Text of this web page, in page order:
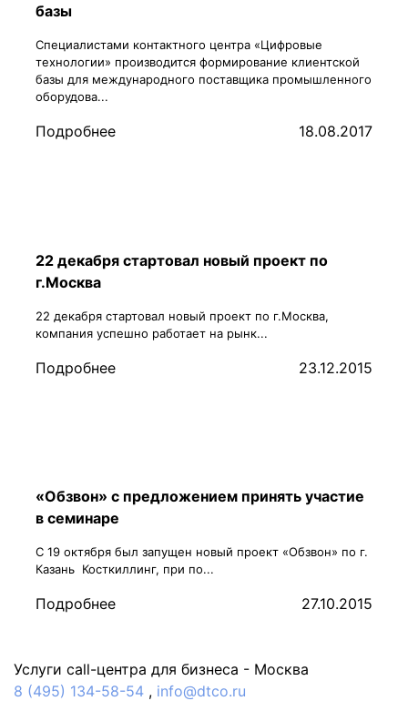
базы
Специалистами контактного центра «Цифровые
технологии» производится формирование клиентской
базы для международного поставщика промышленного
оборудова...
Подробнее 18.08.2017
22 декабря стартовал новый проект по
г.Москва
22 декабря стартовал новый проект по г.Москва,
компания успешно работает на рынк...
Подробнее 23.12.2015
«Обзвон» с предложением принять участие
в семинаре
С 19 октября был запущен новый проект «Обзвон» по г.
Казань Косткиллинг, при по...
Подробнее 27.10.2015
Услуги call-центра для бизнеса - Москва
8 (495) 134-58-54 , info@dtco.ru